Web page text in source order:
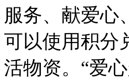
服务、献爱心
可以使用积分
活物资。“爱